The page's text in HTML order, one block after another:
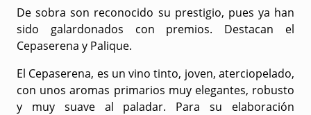
De sobra son reconocido su prestigio, pues ya han
sido galardonados con premios. Destacan el
Cepaserena y Palique.
El Cepaserena, es un vino tinto, joven, aterciopelado,
con unos aromas primarios muy elegantes, robusto
y muy suave al paladar. Para su elaboración